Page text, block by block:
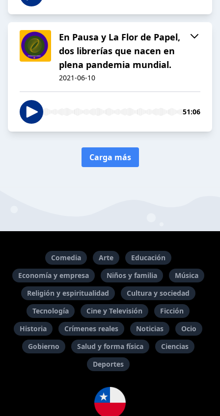
En Pausa y La Flor de Papel,
dos librerías que nacen en
plena pandemia mundial.
2021-06-10
51:06
Carga más
Comedia Arte
Educación
Economía y empresa
Niños y familia
Música
Religión y espiritualidad
Cultura y sociedad
Tecnología
Cine y Televisión
Ficción
Historia
Crímenes reales Noticias
Ocio
Gobierno
Salud y forma física
Ciencias
Deportes